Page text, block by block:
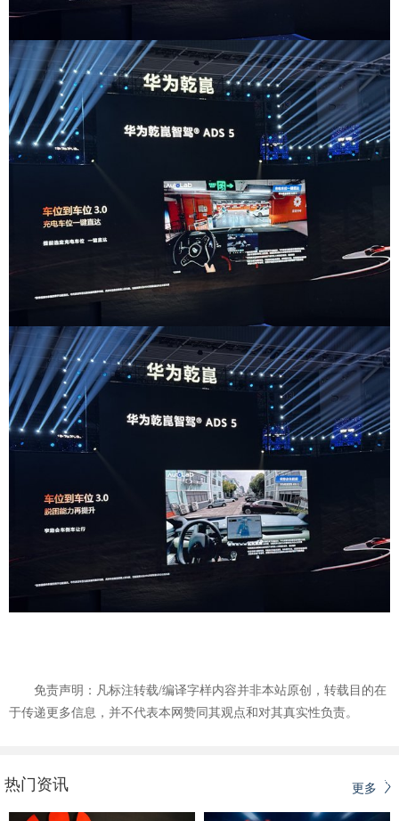
免责声明：凡标注转载/编译字样内容并非本站原创，转载目的在
于传递更多信息，并不代表本网赞同其观点和对其真实性负责。
更多
热门资讯